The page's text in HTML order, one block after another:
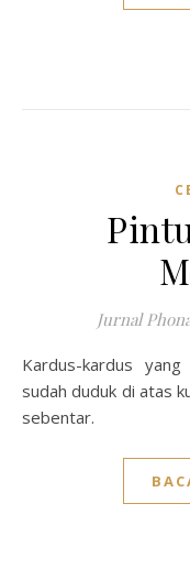
Jurnal
Kardus-kardus yang belum semuanya dibuka, tapi Ibu
sudah duduk di atas
sebentar.